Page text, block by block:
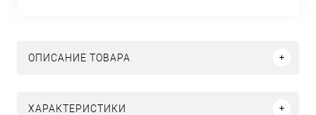
ОПИСАНИЕ ТОВАРА
ХАРАКТЕРИСТИКИ